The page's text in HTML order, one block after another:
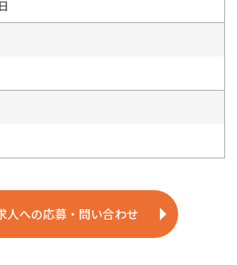
人への応募・問い合わせ